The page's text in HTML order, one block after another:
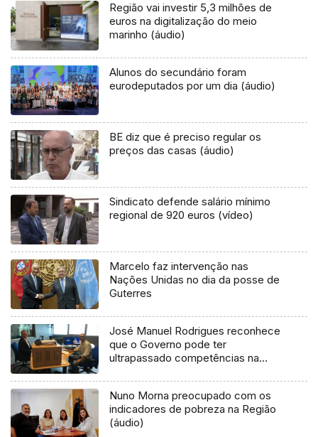
Região vai investir 5,3 milhões de
euros na digitalização do meio
marinho (áudio)
Alunos do secundário foram
eurodeputados por um dia (áudio)
BE diz que é preciso regular os
preços das casas (áudio)
Sindicato defende salário mínimo
regional de 920 euros (vídeo)
Marcelo faz intervenção nas
Nações Unidas no dia da posse de
Guterres
José Manuel Rodrigues reconhece
que o Governo pode ter
ultrapassado competências na
Nuno Morna preocupado com os
indicadores de pobreza na Região
(áudio)